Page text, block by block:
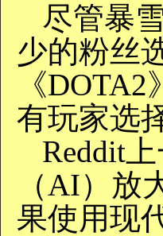
尽管暴
少的粉丝
《
有玩家选
Reddit
（AI）放
果使用现